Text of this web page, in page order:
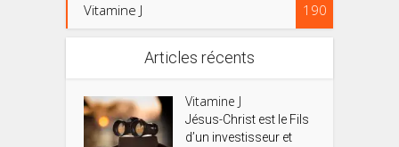
Vitamine J 190
Articles récents
Vitamine J
Jésus-Christ est le Fils
d’un investisseur et